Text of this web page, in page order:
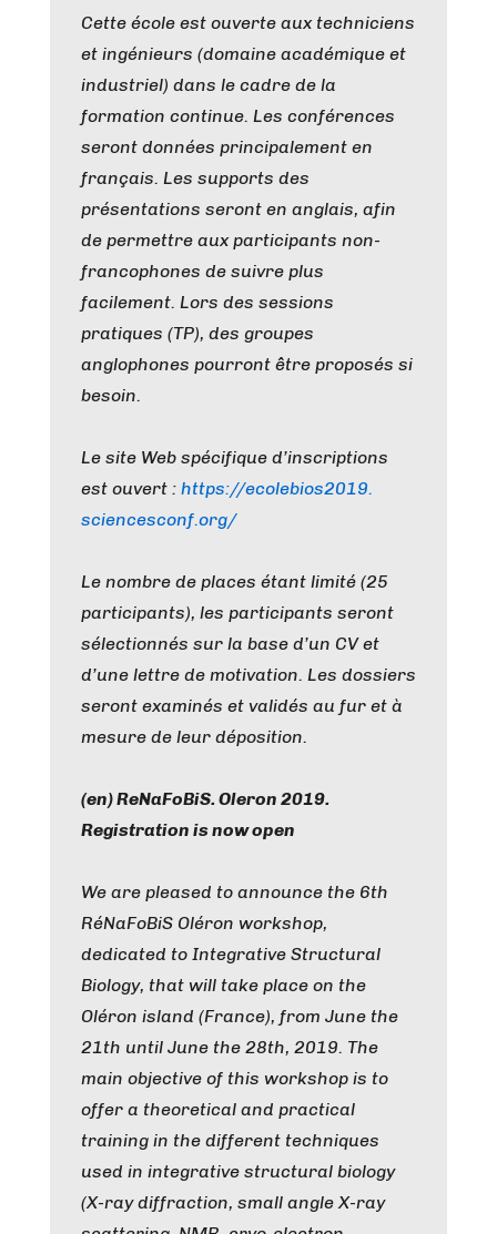
Cette école est ouverte aux techniciens
et ingénieurs (domaine académique et
industriel) dans le cadre de la
formation continue. Les conférences
seront données principalement en
français. Les supports des
présentations seront en anglais, afin
de permettre aux participants non-
francophones de suivre plus
facilement. Lors des sessions
pratiques (TP), des groupes
anglophones pourront être proposés si
besoin.
Le site Web spécifique d’inscriptions
est ouvert : https://ecolebios2019.
sciencesconf.org/
Le nombre de places étant limité (25
participants), les participants seront
sélectionnés sur la base d’un CV et
d’une lettre de motivation. Les dossiers
seront examinés et validés au fur et à
mesure de leur déposition.
(en) ReNaFoBiS. Oleron 2019.
Registration is now open
We are pleased to announce the 6th
RéNaFoBiS Oléron workshop,
dedicated to Integrative Structural
Biology, that will take place on the
Oléron island (France), from June the
21th until June the 28th, 2019. The
main objective of this workshop is to
offer a theoretical and practical
training in the different techniques
used in integrative structural biology
(X-ray diffraction, small angle X-ray